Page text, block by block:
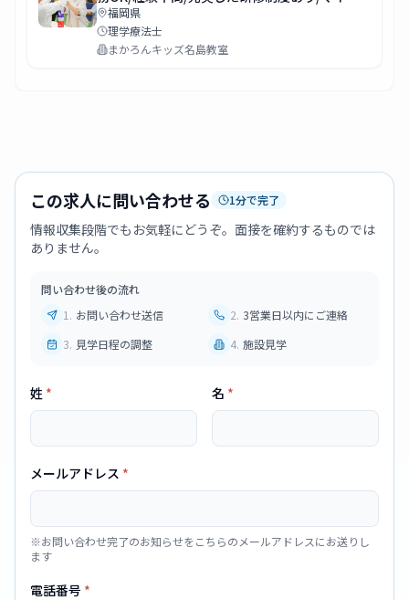
ー通勤OK
福岡県
理学療法士
まかろんキッズ名島教室
この求人に問い合わせる 1分で完了
情報収集段階でもお気軽にどうぞ。面接を確約するものでは
ありません。
問い合わせ後の流れ
1 . お問い合わせ送信 2. 3営業日以内にご連絡
3. 見学日程の調整 4. 施設見学
姓 * 名 *
メールアドレス *
※お問い合わせ完了のお知らせをこちらのメールアドレスにお送りし
ます
電話番号 *